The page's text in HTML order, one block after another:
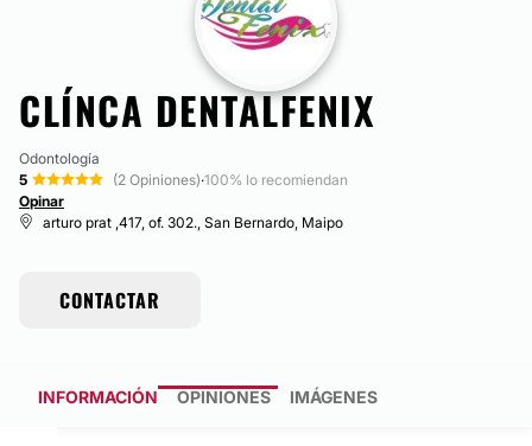
CLÍNCA DENTALFENIX
Odontología
5
(2 Opiniones)·100% lo recomiendan
Opinar
arturo prat ,417, of. 302., San Bernardo, Maipo
CONTACTAR
INFORMACIÓN OPINIONES IMÁGENES